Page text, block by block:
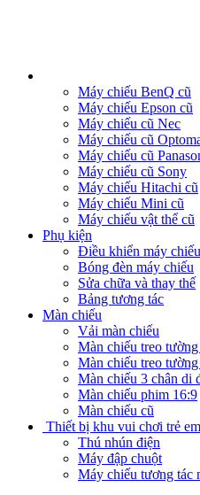
Máy chiếu BenQ cũ
Máy chiếu Epson cũ
Máy chiếu cũ Nec
Máy chiếu cũ
Máy chiếu cũ
Máy chiếu cũ Sony
Máy chiếu Hitachi cũ
Máy chiếu Mini cũ
Máy chiếu vật thể cũ
Phụ kiện
Điều khiển máy chiếu
Bóng đèn máy chiếu
Sửa chữa và thay thế
Bảng tương tác
Màn chiếu
Vải màn chiếu
Màn chiếu treo
Màn chiếu treo
Màn chiếu 3 chân di
Màn chiếu phim 16:9
Màn chiếu cũ
Thiết bị khu vui chơi trẻ em
Thú nhún điện
Máy đập chuột
Máy chiếu tương tác